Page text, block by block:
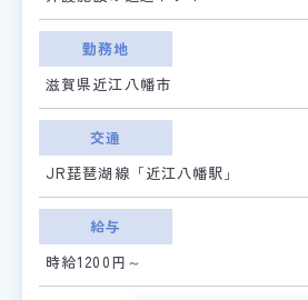
勤務地
滋賀県近江八幡市
交通
JR琵琶湖線「近江八幡駅」
給与
時給1200円～